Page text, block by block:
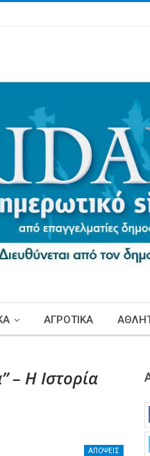
ΑΓΡΟΤΙΚΑ
– Η Ιστορία
ΑΠΟΨΕΙΣ